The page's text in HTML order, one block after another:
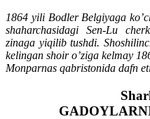
1864 yili Bodler Belgiyaga
shaharchasidagi Sen-Lu
zinaga yiqilib tushdi.
kelingan shoir o’ziga kelmay
Monparnas qabristonida dafn